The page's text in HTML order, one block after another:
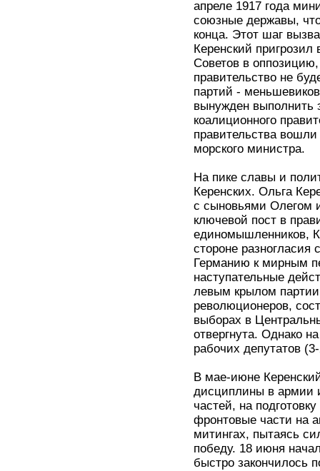
апреле 1917 года
союзные державы,
конца. Этот шаг
Керенский
Советов в
правительство не
партий -
вынужден выполнить
коалиционного
правительства
морского министра.
На пике славы и
Керенских. Ольга
с сыновьями Олегом
ключевой пост в
единомышленников,
стороне
Германию к мирным
наступательные
левым крылом
революционеров,
выборах в
отвергнута. Однако
рабочих депутатов
В мае-июне
дисциплины в армии
частей, на
фронтовые части на
митингах, пытаясь
победу. 18 июня
быстро закончилось